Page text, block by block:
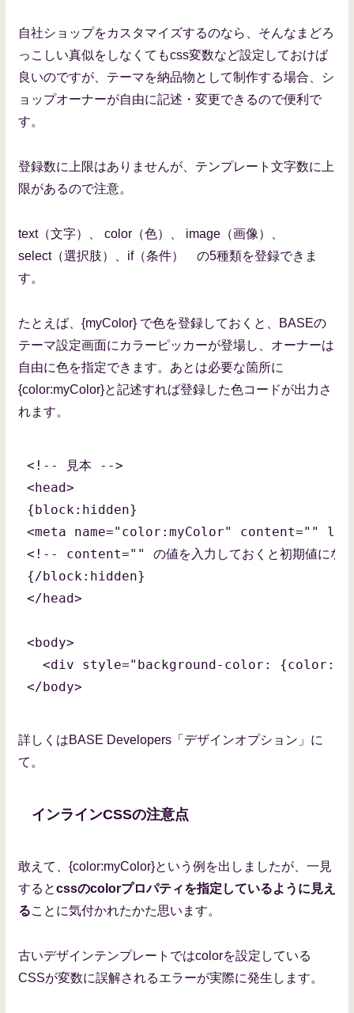
自社ショップをカスタマイズするのなら、そんなまどろ
っこしい真似をしなくてもcss変数など設定しておけば
良いのですが、テーマを納品物として制作する場合、シ
ョップオーナーが自由に記述・変更できるので便利で
す。
登録数に上限はありませんが、テンプレート文字数に上
限があるので注意。
text（文字）、 color（色）、 image（画像）、
select（選択肢）、if（条件） の5種類を登録できま
す。
たとえば、{myColor} で色を登録しておくと、BASEの
テーマ設定画面にカラーピッカーが登場し、オーナーは
自由に色を指定できます。あとは必要な箇所に
{color:myColor}と記述すれば登録した色コードが出力さ
れます。
<!-- 見本 -->
<head>
{block:hidden}
<meta name="color:myColor" content=""
<!-- content="" の値を入力しておくと初期値にな
{/block:hidden}
</head>
<body>
<div style="background-color:
</body>
詳しくはBASE Developers「デザインオプション」に
て。
インラインCSSの注意点
敢えて、{color:myColor}という例を出しましたが、一見
するとcssのcolorプロパティを指定しているように見え
ることに気付かれたかた思います。
古いデザインテンプレートではcolorを設定している
CSSが変数に誤解されるエラーが実際に発生します。